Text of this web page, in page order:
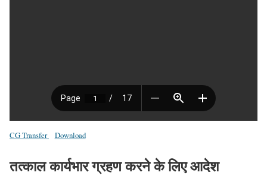
CG Transfer Download
तत्काल कार्यभार ग्रहण करने के लिए आदेश